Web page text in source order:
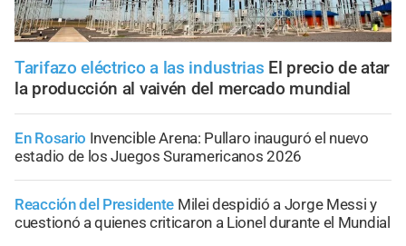
Tarifazo eléctrico a las industrias El precio de atar
la producción al vaivén del mercado mundial
En Rosario Invencible Arena: Pullaro inauguró el nuevo
estadio de los Juegos Suramericanos 2026
Reacción del Presidente Milei despidió a Jorge Messi y
cuestionó a quienes criticaron a Lionel durante el Mundial